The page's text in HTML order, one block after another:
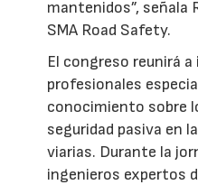
mantenidos”, señala
SMA Road Safety.
El congreso reunirá
profesionales
conocimiento sobre
seguridad pasiva en
viarias. Durante la
ingenieros expertos